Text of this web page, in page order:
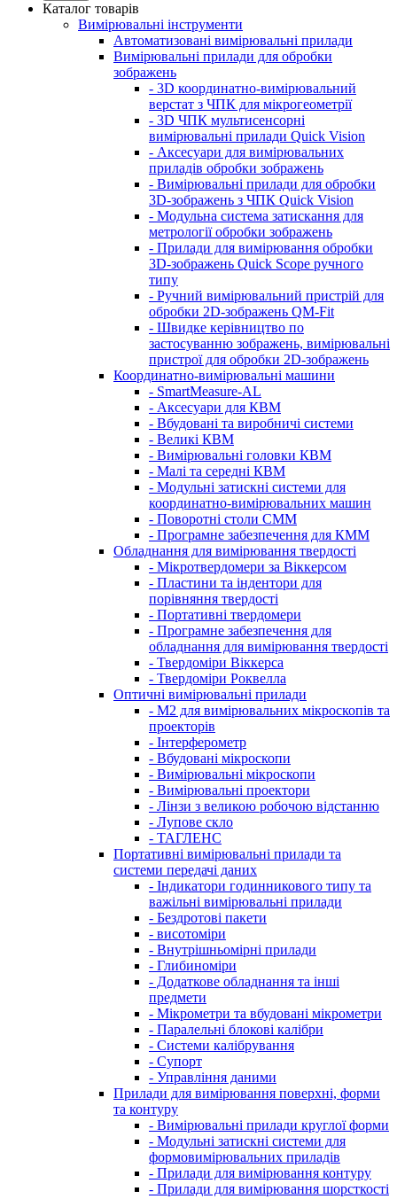
Каталог товарів
Вимірювальні інструменти
Автоматизовані вимірювальні прилади
Вимірювальні прилади для обробки
зображень
- 3D координатно-вимірювальний
верстат з ЧПК для мікрогеометрії
- 3D ЧПК мультисенсорні
вимірювальні прилади Quick Vision
- Аксесуари для вимірювальних
приладів обробки зображень
- Вимірювальні прилади для обробки
3D-зображень з ЧПК Quick Vision
- Модульна система затискання для
метрології обробки зображень
- Прилади для вимірювання обробки
3D-зображень Quick Scope ручного
типу
- Ручний вимірювальний пристрій для
обробки 2D-зображень QM-Fit
- Швидке керівництво по
застосуванню зображень, вимірювальні
пристрої для обробки 2D-зображень
Координатно-вимірювальні машини
- SmartMeasure-AL
- Аксесуари для КВМ
- Вбудовані та виробничі системи
- Великі КВМ
- Вимірювальні головки КВМ
- Малі та середні КВМ
- Модульні затискні системи для
координатно-вимірювальних машин
- Поворотні столи CMM
- Програмне забезпечення для КММ
Обладнання для вимірювання твердості
- Мікротвердомери за Віккерсом
- Пластини та індентори для
порівняння твердості
- Портативні твердомери
- Програмне забезпечення для
обладнання для вимірювання твердості
- Твердоміри Віккерса
- Твердоміри Роквелла
Оптичні вимірювальні прилади
- M2 для вимірювальних мікроскопів та
проекторів
- Інтерферометр
- Вбудовані мікроскопи
- Вимірювальні мікроскопи
- Вимірювальні проектори
- Лінзи з великою робочою відстанню
- Лупове скло
- ТАГЛЕНС
Портативні вимірювальні прилади та
системи передачі даних
- Індикатори годинникового типу та
важільні вимірювальні прилади
- Бездротові пакети
- висотоміри
- Внутрішньомірні прилади
- Глибиноміри
- Додаткове обладнання та інші
предмети
- Мікрометри та вбудовані мікрометри
- Паралельні блокові калібри
- Системи калібрування
- Супорт
- Управління даними
Прилади для вимірювання поверхні, форми
та контуру
- Вимірювальні прилади круглої форми
- Модульні затискні системи для
формовимірювальних приладів
- Прилади для вимірювання контуру
- Прилади для вимірювання шорсткості